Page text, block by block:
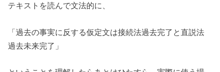
テキストを読んで文法的に、
「過去の事実に反する仮定文は接続法過去完了と直説法
過去未来完了」